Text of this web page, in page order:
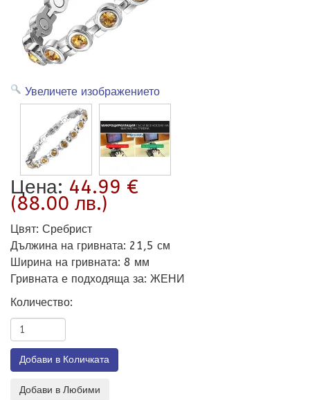
Увеличете изображението
Цена: 44.99 €
(88.00 лв.)
Цвят: Сребрист
Дължина на гривната: 21,5 см
Ширина на гривната: 8 мм
Гривната е подходяща за: ЖЕНИ
Количество: